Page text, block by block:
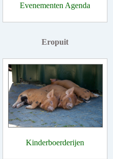
Evenementen Agenda
Eropuit
Kinderboerderijen